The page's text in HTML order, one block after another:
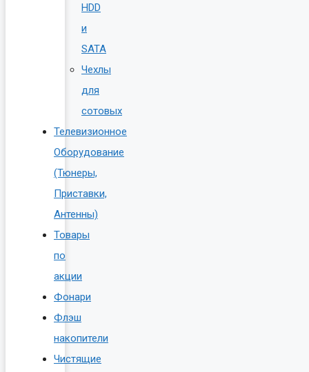
HDD
и
SATA
Чехлы
для
сотовых
Телевизионное
Оборудование
(Тюнеры,
Приставки,
Антенны)
Товары
по
акции
Фонари
Флэш
накопители
Чистящие